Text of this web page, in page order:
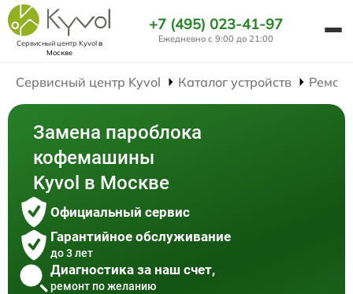
Сервисный центр Kyvolв
Москве
+7 (495) 023-41-97
Ежедневно с 9:00 до 21:00
Сервисный центр Kyvol Каталог устройств
Замена пароблока
кофемашины
Kyvol в Москве
Официальный сервис
Гарантийное обслуживание
до 3 лет
Диагностика за наш счет,
ремонт по желанию